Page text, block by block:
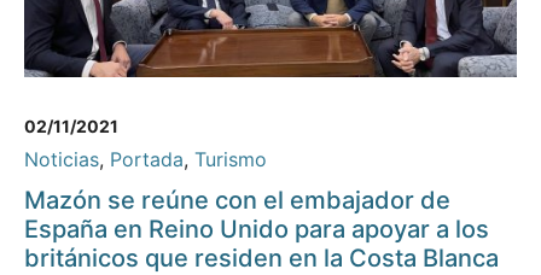
02/11/2021
Noticias, Portada, Turismo
Mazón se reúne con el embajador de
España en Reino Unido para apoyar a los
británicos que residen en la Costa Blanca